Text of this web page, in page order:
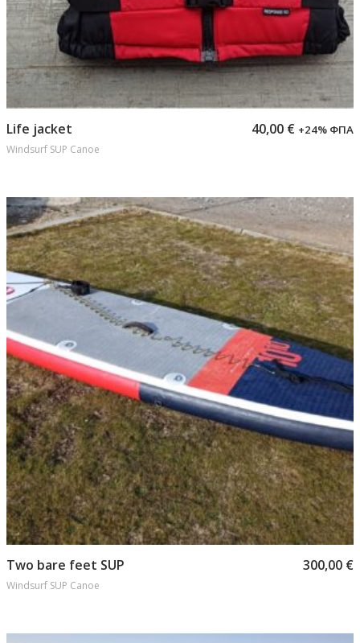
Προσθήκη στο καλάθι
Life jacket
Windsurf SUP Canoe
40,00 € +24% ΦΠΑ
Προσθήκη στο καλάθι
Two bare feet SUP
Windsurf SUP Canoe
300,00 €